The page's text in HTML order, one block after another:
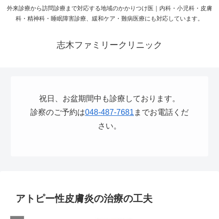
外来診療から訪問診療まで対応する地域のかかりつけ医｜内科・小児科・皮膚
科・精神科・睡眠障害診療、緩和ケア・難病医療にも対応しています。
志木ファミリークリニック
祝日、お盆期間中も診療しております。
診察のご予約は048-487-7681 までお電話くだ
さい。
アトピー性皮膚炎の治療の工夫